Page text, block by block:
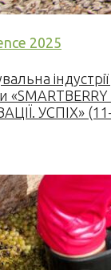
2025
УСПІХ»